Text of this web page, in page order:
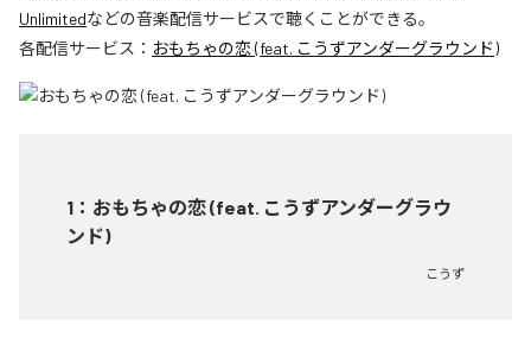
Unlimitedなどの音楽配信サービスで聴くことができる。
各配信サービス： おもちゃの恋 (feat. こうずアンダーグラウンド)
1 ： おもちゃの恋 (feat. こうずアンダーグラウ
ンド)
こうず